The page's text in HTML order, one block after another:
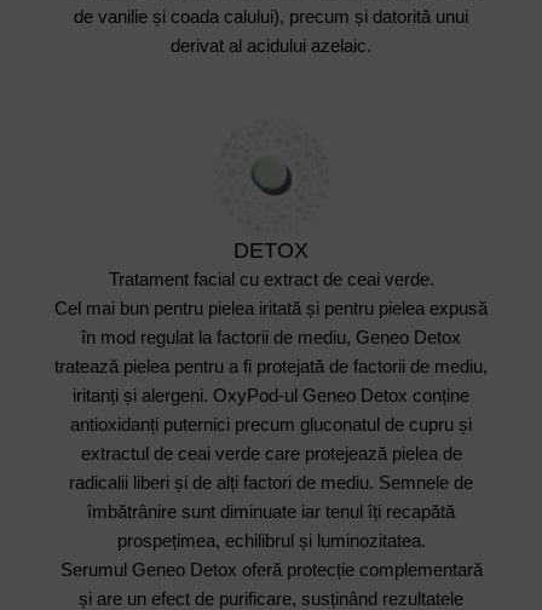
de vanilie și coada calului), precum și datorită unui
derivat al acidului azelaic.
DETOX
Tratament facial cu extract de ceai verde.
Cel mai bun pentru pielea iritată și pentru pielea expusă
în mod regulat la factorii de mediu, Geneo Detox
tratează pielea pentru a fi protejată de factorii de mediu,
iritanți și alergeni. OxyPod-ul Geneo Detox conține
antioxidanți puternici precum gluconatul de cupru și
extractul de ceai verde care protejează pielea de
radicalii liberi și de alți factori de mediu. Semnele de
îmbătrânire sunt diminuate iar tenul îți recapătă
prospețimea, echilibrul și luminozitatea.
Serumul Geneo Detox oferă protecție complementară
și are un efect de purificare, susținând rezultatele